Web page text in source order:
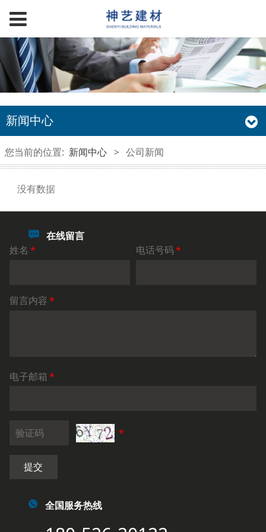
新闻中心
您当前的位置: 新闻中心 > 公司新闻
没有数据
在线留言
姓名 * 电话号码*
留言内容*
电子邮箱*
*
提交
全国服务热线